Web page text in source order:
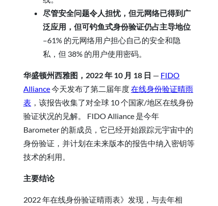
尽管安全问题令人担忧，但元网络已得到广
泛应用，但可钓鱼式身份验证仍占主导地位
–61% 的元网络用户担心自己的安全和隐
私，但 38% 的用户使用密码。
华盛顿州西雅图，2022 年 10 月 18 日 — FIDO
Alliance今天发布了第二届年度在线身份验证晴雨
表 ，该报告收集了对全球 10 个国家/地区在线身份
验证状况的见解。 FIDO Alliance 是今年
Barometer 的新成员，它已经开始跟踪元宇宙中的
身份验证，并计划在未来版本的报告中纳入密钥等
技术的利用。
主要结论
2022 年在线身份验证晴雨表》发现，与去年相